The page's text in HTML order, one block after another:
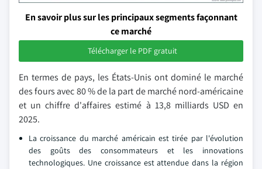
En savoir plus sur les principaux segments façonnant
ce marché
Télécharger le PDF gratuit
En termes de pays, les États-Unis ont dominé le marché
des fours avec 80 % de la part de marché nord-américaine
et un chiffre d'affaires estimé à 13,8 milliards USD en
2025.
La croissance du marché américain est tirée par l'évolution
des goûts des consommateurs et les innovations
technologiques. Une croissance est attendue dans la région